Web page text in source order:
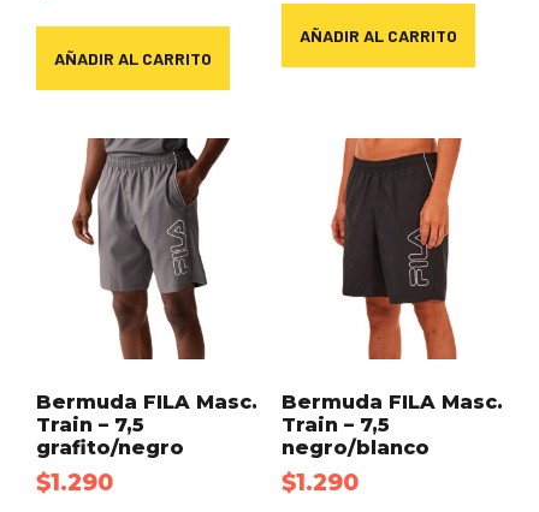
AÑADIR AL CARRITO
AÑADIR AL CARRITO
Bermuda FILA Masc.
Train – 7,5
grafito/negro
$1.290
Bermuda FILA Masc.
Train – 7,5
negro/blanco
$1.290